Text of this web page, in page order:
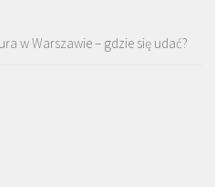
w Warszawie – gdzie się udać?